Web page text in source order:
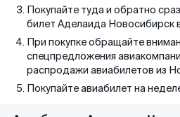
Покупайте туда и обратно
билет Аделаида Новосибирск
При покупке обращайте
спецпредложения
распродажи авиабилетов из
Покупайте авиабилет на